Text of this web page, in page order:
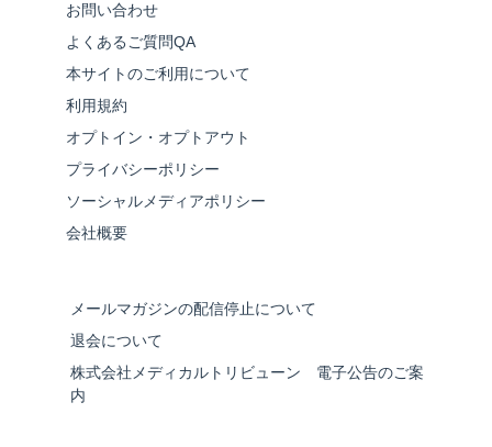
お問い合わせ
よくあるご質問QA
本サイトのご利用について
利用規約
オプトイン・オプトアウト
プライバシーポリシー
ソーシャルメディアポリシー
会社概要
メールマガジンの配信停止について
退会について
株式会社メディカルトリビューン 電子公告のご案
内